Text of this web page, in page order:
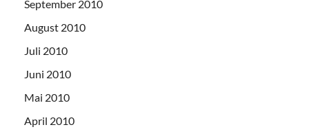
September 2010
August 2010
Juli 2010
Juni 2010
Mai 2010
April 2010